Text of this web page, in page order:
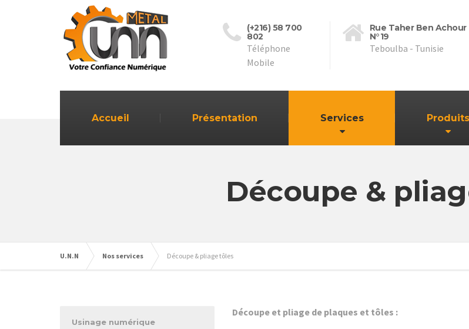
(+216) 58 700
802
Téléphone
Mobile
Rue Taher Ben Achour
N°19
Teboulba - Tunisie
Accueil Présentation Services Produits
Découpe &
U.N.N Nos services Découpe & pliage tôles
Découpe et pliage de plaques et tôles :
Usinage numérique